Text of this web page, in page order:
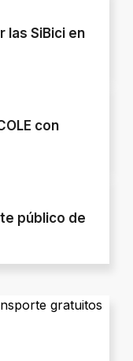
las SiBici en
con
público de